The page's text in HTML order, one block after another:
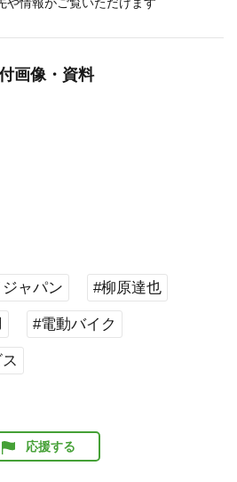
や情報がご覧いただけます
画像・資料
ャパン #柳原達也
#電動バイク
応援する